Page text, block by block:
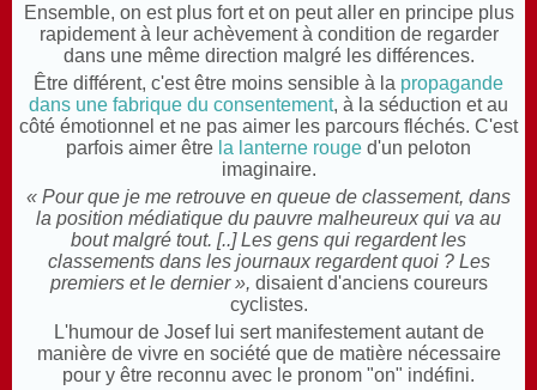
Ensemble, on est plus fort et on peut aller en principe plus
rapidement à leur achèvement à condition de regarder
dans une même direction malgré les différences.
Être différent, c'est être moins sensible à la propagande
dans une fabrique du consentement, à la séduction et au
côté émotionnel et ne pas aimer les parcours fléchés. C'est
parfois aimer être la lanterne rouge d'un peloton
imaginaire.
« Pour que je me retrouve en queue de classement, dans
la position médiatique du pauvre malheureux qui va au
bout malgré tout. [..] Les gens qui regardent les
classements dans les journaux regardent quoi ? Les
premiers et le dernier », disaient d'anciens coureurs
cyclistes.
L'humour de Josef lui sert manifestement autant de
manière de vivre en société que de matière nécessaire
pour y être reconnu avec le pronom "on" indéfini.